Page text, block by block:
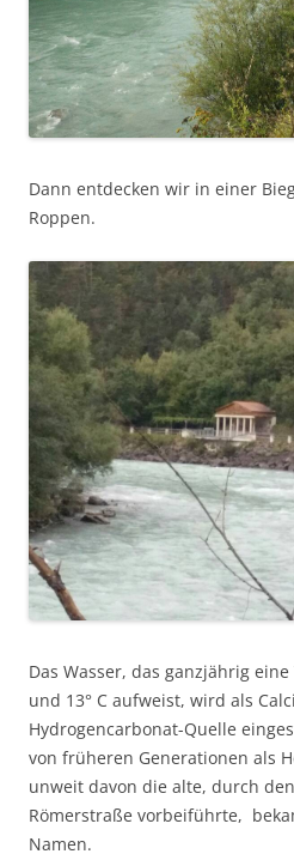
Dann entdecken wir in einer
Roppen.
Das Wasser, das ganzjährig
und 13° C aufweist, wird als
Hydrogencarbonat-Quelle
von früheren Generationen als
unweit davon die alte, durch
Römerstraße vorbeiführte,
Namen.